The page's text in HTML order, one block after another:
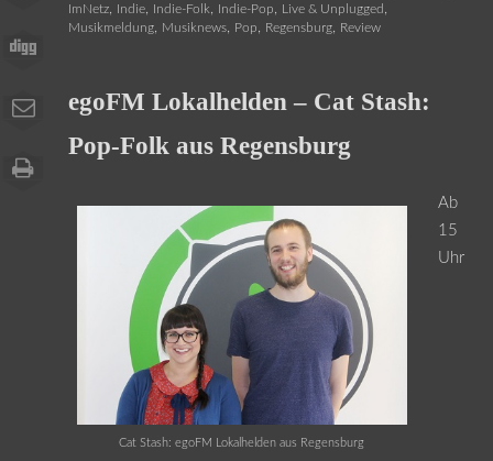
ImNetz, Indie, Indie-Folk, Indie-Pop, Live & Unplugged ,
Musikmeldung, Musiknews, Pop, Regensburg, Review
egoFM Lokalhelden – Cat Stash:
Pop-Folk aus Regensburg
Cat Stash: egoFM Lokalhelden aus Regensburg
Ab
15
Uhr